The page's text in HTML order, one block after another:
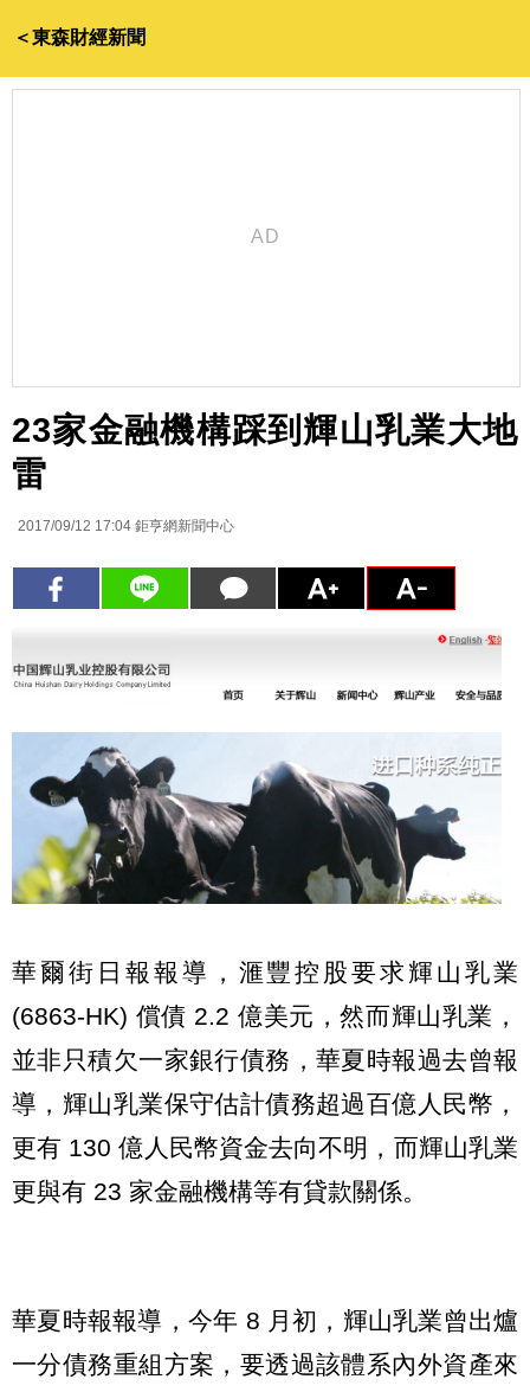
＜東森財經新聞
23家金融機構踩到輝山乳業大地
雷
2017/09/12 17:04 鉅亨網新聞中心
華爾街日報報導，滙豐控股要求輝山乳業
(6863-HK) 償債 2.2 億美元，然而輝山乳業，
並非只積欠一家銀行債務，華夏時報過去曾報
導，輝山乳業保守估計債務超過百億人民幣，
更有 130 億人民幣資金去向不明，而輝山乳業
更與有 23 家金融機構等有貸款關係。
華夏時報報導，今年 8 月初，輝山乳業曾出爐
一分債務重組方案，要透過該體系內外資產來